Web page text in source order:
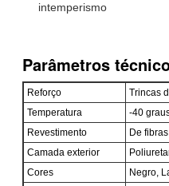
intemperismo
Parâmetros
Reforço
Trincas
Temperatura
-40
Revestimento
De
Camada exterior
Cores
Negro,